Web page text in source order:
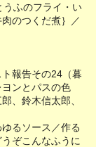
ふのフライ・い
のつくだ煮｝／
報告その24（暮
ンとパスの色
、鈴木信太郎、
るソース／作る
ぞこんなふうに